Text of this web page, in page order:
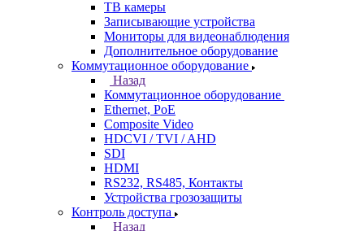
ТВ камеры
Записывающие устройства
Мониторы для видеонаблюдения
Дополнительное оборудование
Коммутационное оборудование
Назад
Коммутационное оборудование
Ethernet, PoE
Composite Video
HDCVI / TVI / AHD
SDI
HDMI
RS232, RS485, Контакты
Устройства грозозащиты
Контроль доступа
Назад